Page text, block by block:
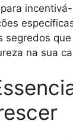
para
segredos
na sua